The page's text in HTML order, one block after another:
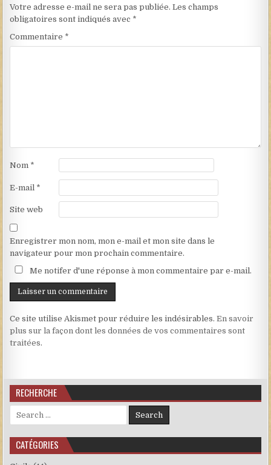
Votre adresse e-mail ne sera pas publiée. Les champs
obligatoires sont indiqués avec *
Commentaire *
Nom *
E-mail *
Site web
Enregistrer mon nom, mon e-mail et mon site dans le
navigateur pour mon prochain commentaire.
Me notifer d'une réponse à mon commentaire par e-mail.
Ce site utilise Akismet pour réduire les indésirables.En savoir
plus sur la façon dont les données de vos commentaires sont
traitées.
RECHERCHE
Search for:
CATÉGORIES